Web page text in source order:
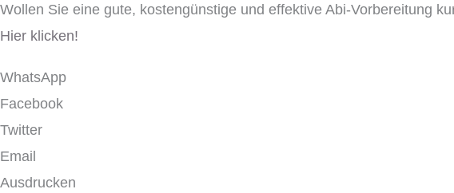
Wollen Sie eine gute, kostengünstige und effektive Abi-Vorbereitung
Hier klicken!
WhatsApp
Facebook
Twitter
Email
Ausdrucken